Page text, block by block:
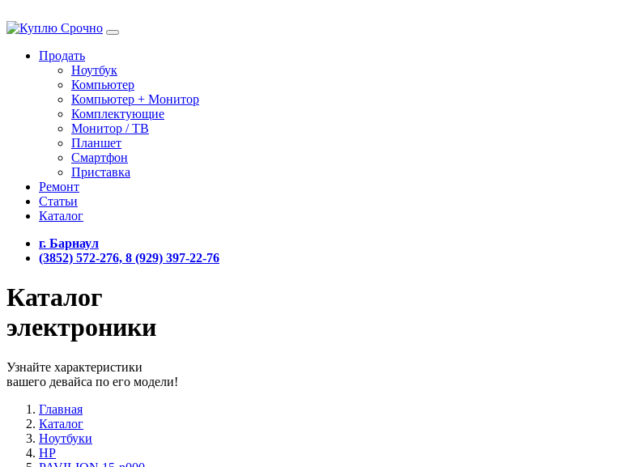
Продать
Ноутбук
Компьютер
Компьютер + Монитор
Комплектующие
Монитор / ТВ
Планшет
Смартфон
Приставка
Ремонт
Статьи
Каталог
г. Барнаул
(3852) 572-276, 8 (929) 397-22-76
Каталог
электроники
Узнайте характеристики
вашего девайса по его модели!
Главная
Каталог
Ноутбуки
HP